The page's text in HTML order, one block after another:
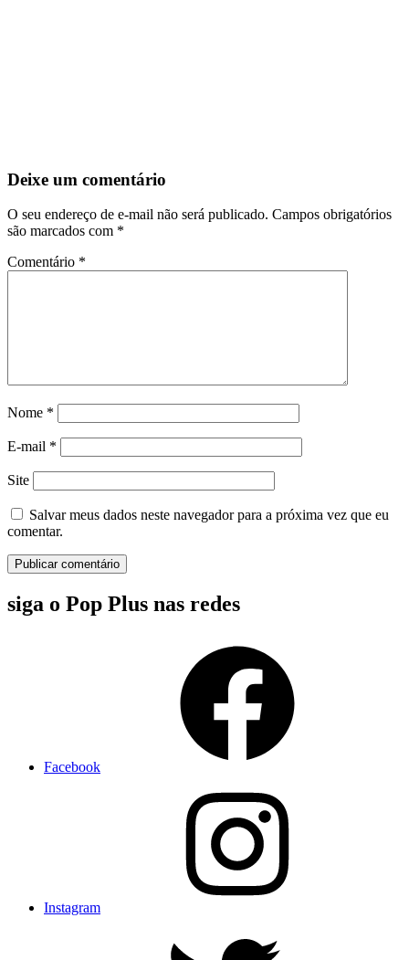
Deixe um comentário
O seu endereço de e-mail não será publicado. Campos obrigatórios
são marcados com *
Comentário *
Nome *
E-mail *
Site
Salvar meus dados neste navegador para a próxima vez que eu
comentar.
siga o Pop Plus nas redes
Facebook
Instagram